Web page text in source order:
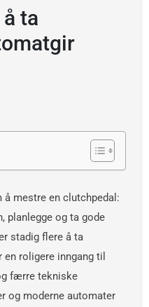
ta
mestre en clutchpedal:
planlegge og ta gode
stadig flere å ta
roligere inngang til
færre tekniske
og moderne automater